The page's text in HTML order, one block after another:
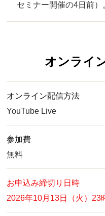
セミナー開催の4日前）
オンライ
オンライン配信方法
YouTube Live
参加費
無料
お申込み締切り日時
2026年10月13日（火）23